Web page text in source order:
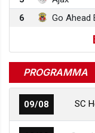
6
Go Ahead
PROGRAMMA
09/08 SC